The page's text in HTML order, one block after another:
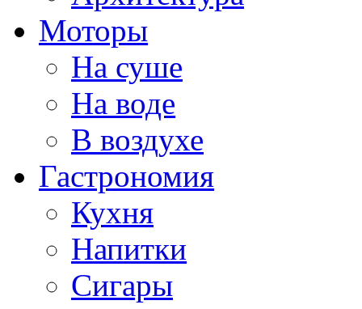
Моторы
На суше
На воде
В воздухе
Гастрономия
Кухня
Напитки
Сигары